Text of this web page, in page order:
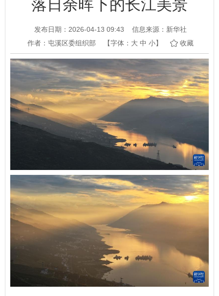
落日余晖下的长江美景
发布日期：2026-04-13 09:43
信息来源：新华社
作者：屯溪区委组织部
【字体： 大 中 小】 收藏